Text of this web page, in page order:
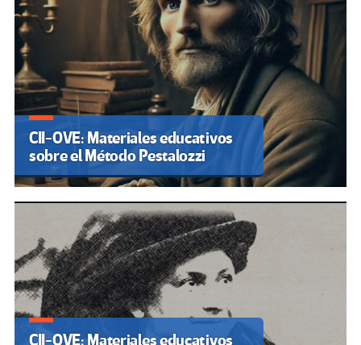
CII-OVE: Materiales educativos
sobre el Método Pestalozzi
CII-OVE: Materiales educativos